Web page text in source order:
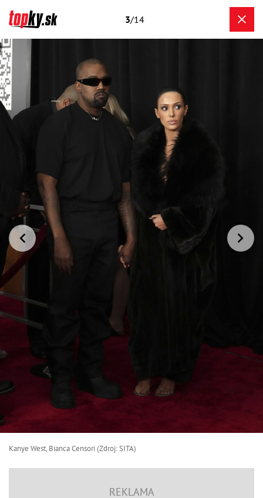
3/14
Kanye West, Bianca Censori (Zdroj: SITA)